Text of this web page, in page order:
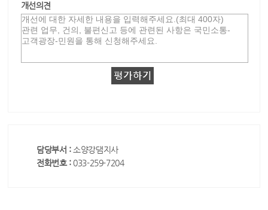
개선의견
담당부서 : 소양강댐지사
전화번호 : 033-259-7204